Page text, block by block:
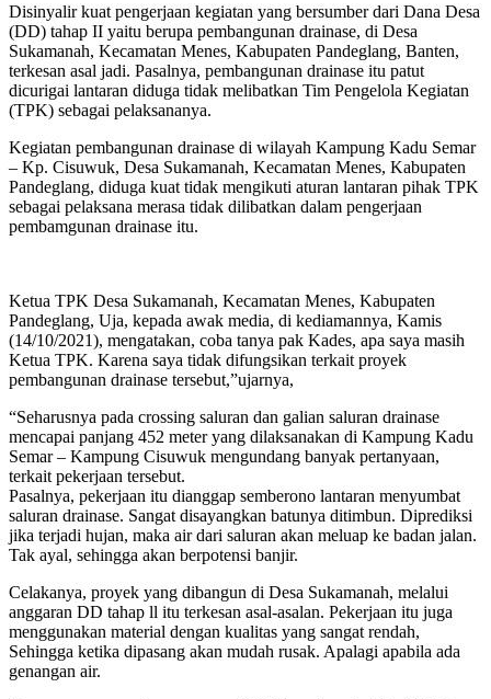
Disinyalir kuat pengerjaan kegiatan yang bersumber dari Dana Desa
(DD) tahap II yaitu berupa pembangunan drainase, di Desa
Sukamanah, Kecamatan Menes, Kabupaten Pandeglang, Banten,
terkesan asal jadi. Pasalnya, pembangunan drainase itu patut
dicurigai lantaran diduga tidak melibatkan Tim Pengelola Kegiatan
(TPK) sebagai pelaksananya.
Kegiatan pembangunan drainase di wilayah Kampung Kadu Semar
– Kp. Cisuwuk, Desa Sukamanah, Kecamatan Menes, Kabupaten
Pandeglang, diduga kuat tidak mengikuti aturan lantaran pihak TPK
sebagai pelaksana merasa tidak dilibatkan dalam pengerjaan
pembamgunan drainase itu.
Ketua TPK Desa Sukamanah, Kecamatan Menes, Kabupaten
Pandeglang, Uja, kepada awak media, di kediamannya, Kamis
(14/10/2021), mengatakan, coba tanya pak Kades, apa saya masih
Ketua TPK. Karena saya tidak difungsikan terkait proyek
pembangunan drainase tersebut,”ujarnya,
“Seharusnya pada crossing saluran dan galian saluran drainase
mencapai panjang 452 meter yang dilaksanakan di Kampung Kadu
Semar – Kampung Cisuwuk mengundang banyak pertanyaan,
terkait pekerjaan tersebut.
Pasalnya, pekerjaan itu dianggap semberono lantaran menyumbat
saluran drainase. Sangat disayangkan batunya ditimbun. Diprediksi
jika terjadi hujan, maka air dari saluran akan meluap ke badan jalan.
Tak ayal, sehingga akan berpotensi banjir.
Celakanya, proyek yang dibangun di Desa Sukamanah, melalui
anggaran DD tahap ll itu terkesan asal-asalan. Pekerjaan itu juga
menggunakan material dengan kualitas yang sangat rendah,
Sehingga ketika dipasang akan mudah rusak. Apalagi apabila ada
genangan air.